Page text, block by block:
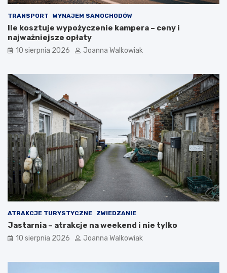
TRANSPORT WYNAJEM SAMOCHODÓW
Ile kosztuje wypożyczenie kampera – ceny i
najważniejsze opłaty
10 sierpnia 2026 Joanna Walkowiak
ATRAKCJE TURYSTYCZNE ZWIEDZANIE
Jastarnia – atrakcje na weekend i nie tylko
10 sierpnia 2026 Joanna Walkowiak